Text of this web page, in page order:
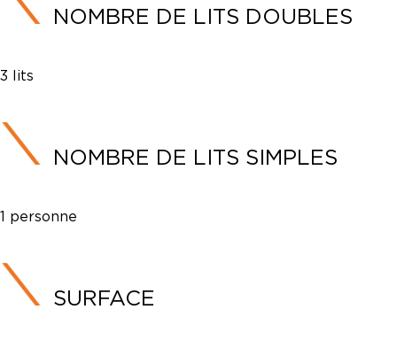
NOMBRE DE LITS DOUBLES
3 lits
NOMBRE DE LITS SIMPLES
1 personne
SURFACE